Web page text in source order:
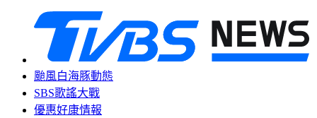
颱風白海豚動態
SBS歌謠大戰
優惠好康情報